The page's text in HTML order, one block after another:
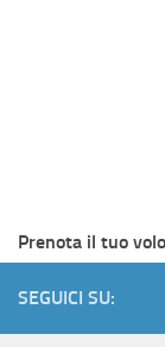
Prenota il tuo volo
SEGUICI SU: